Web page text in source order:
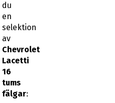
du
en
selektion
av
Chevrolet
Lacetti
16
tums
fälgar: